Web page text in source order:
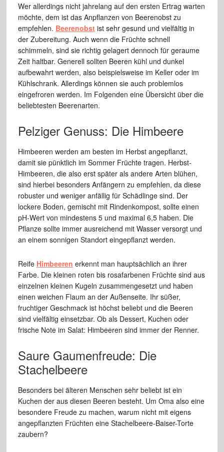
Wer allerdings nicht jahrelang auf den ersten Ertrag warten
möchte, dem ist das Anpflanzen von Beerenobst zu
empfehlen. Beerenobstist sehr gesund und vielfältig in
der Zubereitung. Auch wenn die Früchte schnell
schimmeln, sind sie richtig gelagert dennoch für geraume
Zeit haltbar. Generell sollten Beeren kühl und dunkel
aufbewahrt werden, also beispielsweise im Keller oder im
Kühlschrank. Allerdings können sie auch problemlos
eingefroren werden. Im Folgenden eine Übersicht über die
beliebtesten Beerenarten.
Pelziger Genuss: Die Himbeere
Himbeeren werden am besten im Herbst angepflanzt,
damit sie pünktlich im Sommer Früchte tragen. Herbst-
Himbeeren, die also erst später als andere Arten blühen,
sind hierbei besonders Anfängern zu empfehlen, da diese
robuster und weniger anfällig für Schädlinge sind. Der
lockere Boden, gemischt mit Rindenkompost, sollte einen
pH-Wert von mindestens 5 und maximal 6,5 haben. Die
Pflanze sollte immer ausreichend mit Wasser versorgt und
an einem sonnigen Standort eingepflanzt werden.
Reife Himbeeren erkennt man hauptsächlich an ihrer
Farbe. Die kleinen roten bis rosafarbenen Früchte sind aus
einzelnen kleinen Kugeln zusammengesetzt und haben
einen weichen Flaum an der Außenseite. Ihr süßer,
fruchtiger Geschmack ist höchst beliebt und die Beeren
sind vielfältig einsetzbar. Ob als Dessert, Kuchen oder
frische Note im Salat: Himbeeren sind immer der Renner.
Saure Gaumenfreude: Die
Stachelbeere
Besonders bei älteren Menschen sehr beliebt ist ein
Kuchen der aus diesen Beeren besteht. Um Oma also eine
besondere Freude zu machen, warum nicht mit eigens
angepflanzten Früchten eine Stachelbeere-Baiser-Torte
zaubern?